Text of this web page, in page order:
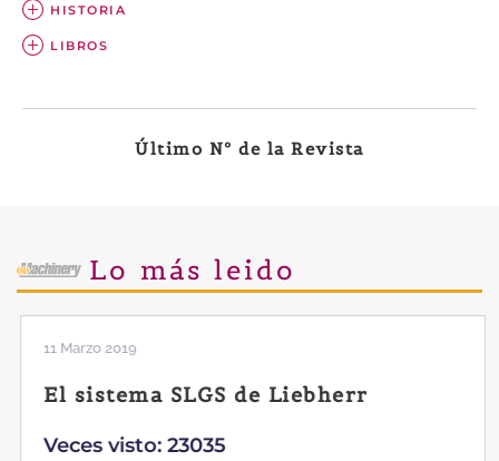
HISTORIA
LIBROS
Último Nº de la Revista
Lo más leido
11 Marzo 2019
El sistema SLGS de Liebherr
Veces visto: 23035